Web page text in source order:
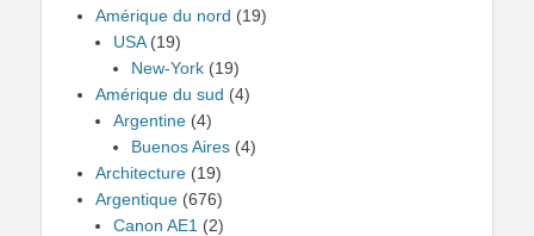
Amérique du nord (19)
USA(19)
New-York (19)
Amérique du sud (4)
Argentine (4)
Buenos Aires (4)
Architecture (19)
Argentique (676)
Canon AE1 (2)